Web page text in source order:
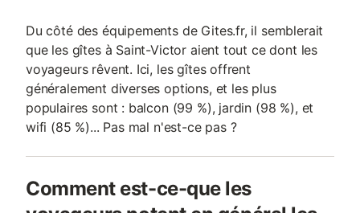
Du côté des équipements de Gites.fr, il semblerait
que les gîtes à Saint-Victor aient tout ce dont les
voyageurs rêvent. Ici, les gîtes offrent
généralement diverses options, et les plus
populaires sont : balcon (99 %), jardin (98 %), et
wifi (85 %)... Pas mal n'est-ce pas ?
Comment est-ce-que les